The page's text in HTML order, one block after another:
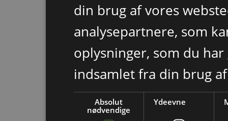
din brug af vores
analysepartnere, som
oplysninger, som du
indsamlet fra din brug
Absolut
nødvendige
Ydeevne